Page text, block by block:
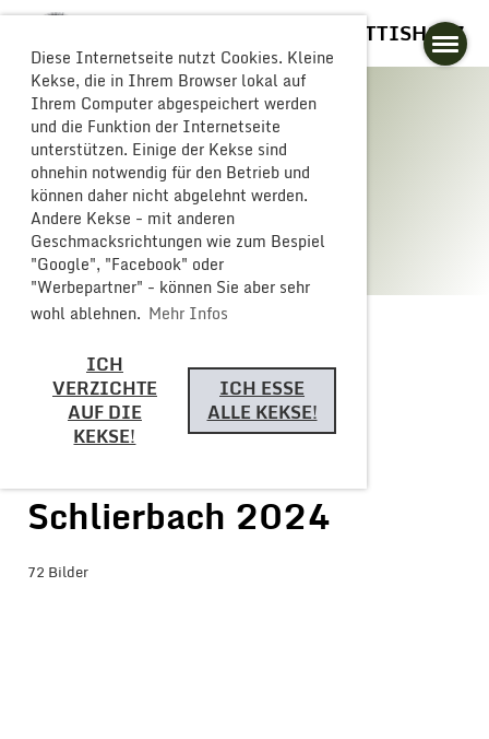
Diese Internetseite nutzt Cookies. Kleine
Kekse, die in Ihrem Browser lokal auf
Ihrem Computer abgespeichert werden
und die Funktion der Internetseite
unterstützen. Einige der Kekse sind
ohnehin notwendig für den Betrieb und
können daher nicht abgelehnt werden.
Andere Kekse - mit anderen
Geschmacksrichtungen wie zum Bespiel
"Google", "Facebook" oder
"Werbepartner" - können Sie aber sehr
wohl ablehnen. Mehr Infos
ICH
VERZICHTE
AUF DIE
KEKSE!
ICH ESSE
ALLE KEKSE!
GLOGGERESCHRÄNZER BUTTISHOLZ
Galerie
Zurück
Schlierbach 2024
72 Bilder